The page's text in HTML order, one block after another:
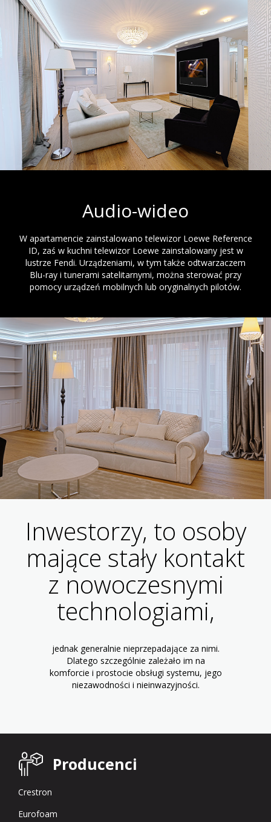
Audio-wideo
W apartamencie zainstalowano telewizor Loewe Reference
ID, zaś w kuchni telewizor Loewe zainstalowany jest w
lustrze Fendi. Urządzeniami, w tym także odtwarzaczem
Blu-ray i tunerami satelitarnymi, można sterować przy
pomocy urządzeń mobilnych lub oryginalnych pilotów.
Inwestorzy, to osoby
mające stały kontakt
z nowoczesnymi
technologiami,
jednak generalnie nieprzepadające za nimi.
Dlatego szczególnie zależało im na
komforcie i prostocie obsługi systemu, jego
niezawodności i nieinwazyjności.
Producenci
Crestron
Eurofoam